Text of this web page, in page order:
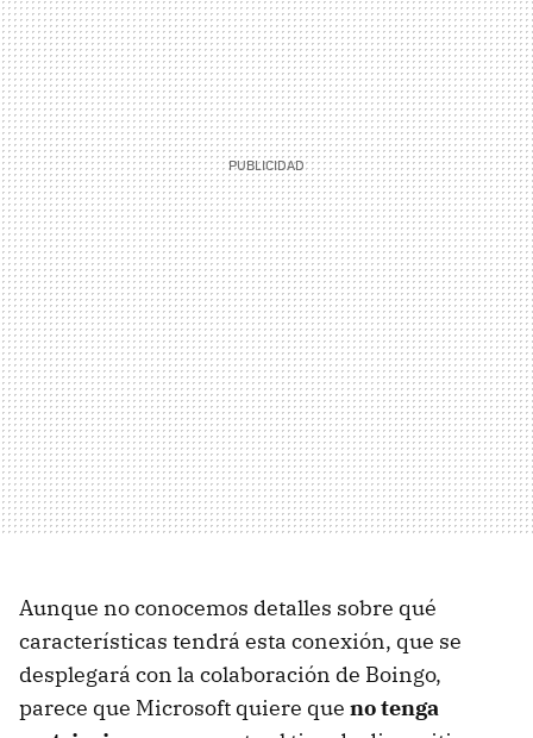
Aunque no conocemos detalles sobre qué
características tendrá esta conexión, que se
desplegará con la colaboración de Boingo,
parece que Microsoft quiere que no tenga